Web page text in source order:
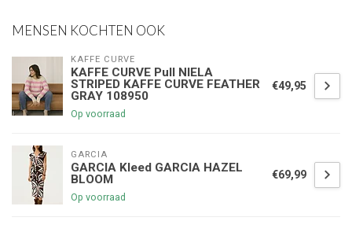
MENSEN KOCHTEN OOK
KAFFE CURVE
KAFFE CURVE Pull NIELA
STRIPED KAFFE CURVE FEATHER
GRAY 108950
Op voorraad
€49,95
GARCIA
GARCIA Kleed GARCIA HAZEL
BLOOM
Op voorraad
€69,99